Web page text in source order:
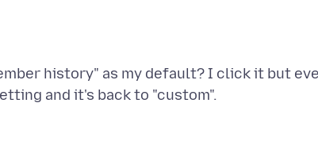
history" as my default? I click it but